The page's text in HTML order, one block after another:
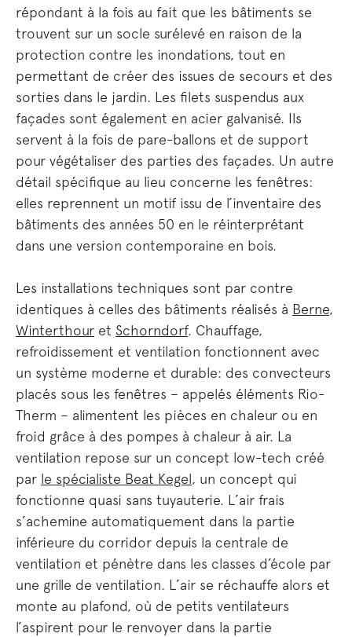
répondant à la fois au fait que les bâtiments se
trouvent sur un socle surélevé en raison de la
protection contre les inondations, tout en
permettant de créer des issues de secours et des
sorties dans le jardin. Les filets suspendus aux
façades sont également en acier galvanisé. Ils
servent à la fois de pare-ballons et de support
pour végétaliser des parties des façades. Un autre
détail spécifique au lieu concerne les fenêtres:
elles reprennent un motif issu de l’inventaire des
bâtiments des années 50 en le réinterprétant
dans une version contemporaine en bois.
Les installations techniques sont par contre
identiques à celles des bâtiments réalisés à Berne,
Winterthour et Schorndorf. Chauffage,
refroidissement et ventilation fonctionnent avec
un système moderne et durable: des convecteurs
placés sous les fenêtres – appelés éléments Rio-
Therm – alimentent les pièces en chaleur ou en
froid grâce à des pompes à chaleur à air. La
ventilation repose sur un concept low-tech créé
par le spécialiste Beat Kegel, un concept qui
fonctionne quasi sans tuyauterie. L’air frais
s’achemine automatiquement dans la partie
inférieure du corridor depuis la centrale de
ventilation et pénètre dans les classes d’école par
une grille de ventilation. L’air se réchauffe alors et
monte au plafond, où de petits ventilateurs
l’aspirent pour le renvoyer dans la partie